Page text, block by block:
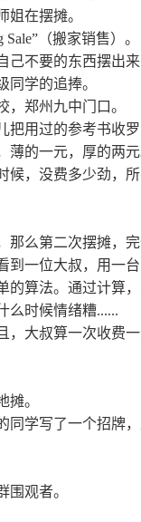
在摆摊。
（搬家销售）。
不要的东西摆出来
同学的追捧。
郑州九中门口。
用过的参考书收罗
的一元，厚的两元
，没费多少劲，所
么第二次摆摊，完
一位大叔，用一台
算法。通过计算
么时候情绪糟......
大叔算一次收费
。
学写了一个招牌，
观者。